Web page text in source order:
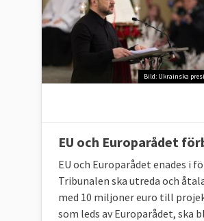
Bild: Ukrainska
EU och Europarådet
EU och Europarådet enades i
Tribunalen ska utreda och
med 10 miljoner euro till
som leds av Europarådet, ska